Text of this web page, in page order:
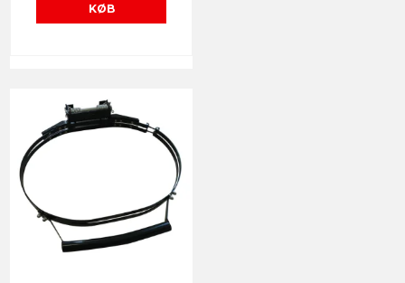
KØB